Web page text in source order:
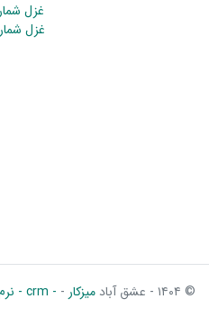
غزل شمارهٔ
غزل شمارهٔ
© ۱۴۰۴ - عشق آباد میزکار - - crm - نرم افزار ابری مدیریت کسب و کار